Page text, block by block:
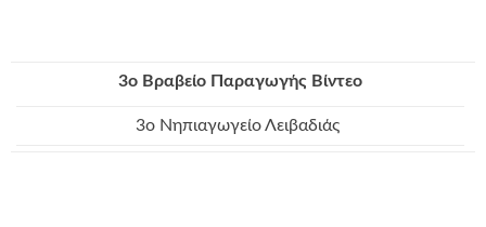
3o Bραβείο Παραγωγής Βίντεο
3ο Νηπιαγωγείο Λειβαδιάς